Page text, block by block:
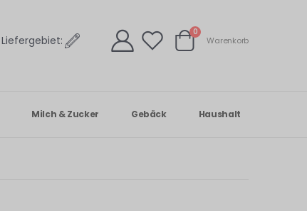
Liefergebiet: Warenkorb
0Artikel
Warenkorb
Milch & Zucker Gebäck Haushalt